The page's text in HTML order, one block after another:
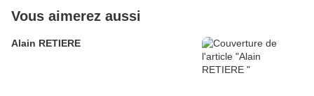
Vous aimerez aussi
Alain RETIERE